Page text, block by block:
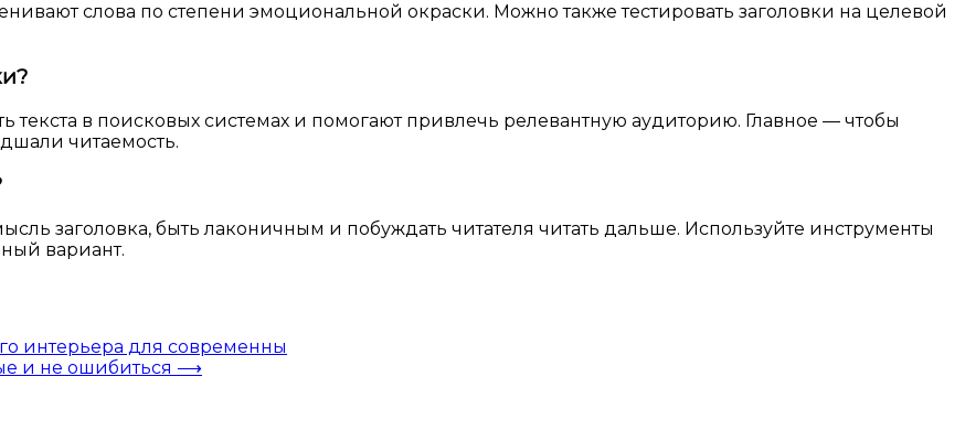
слова по степени эмоциональной окраски. Можно также тестировать заголовки на целевой
в поисковых системах и помогают привлечь релевантную аудиторию. Главное — чтобы
читаемость.
заголовка, быть лаконичным и побуждать читателя читать дальше. Используйте инструменты
вариант.
интерьера для современны
и не ошибиться ⟶